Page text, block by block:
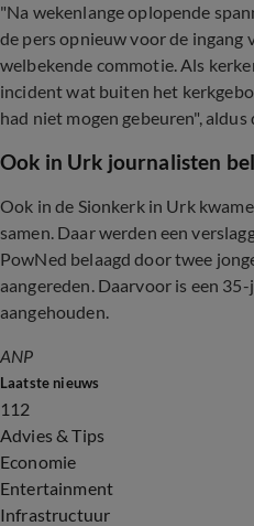
"Na wekenlange oplopende
de pers opnieuw voor de ingang
welbekende commotie. Als
incident wat buiten het
had niet mogen gebeuren", aldus
Ook in Urk journalisten
Ook in de Sionkerk in Urk
samen. Daar werden een
PowNed belaagd door twee
aangereden. Daarvoor is een
aangehouden.
ANP
Laatste nieuws
112
Advies & Tips
Economie
Entertainment
Infrastructuur